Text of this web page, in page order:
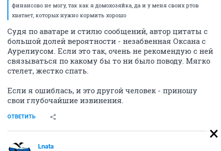
финансово не могу, так как я домохозяйка, да и у меня своих ртов
хватает, которых нужно кормить хорошо
Судя по аватаре и стилю сообщений, автор цитаты с
большой долей вероятности - незабвенная Оксана с
Аурелиусом. Если это так, очень не рекомендую с ней
связываться по какому бы то ни было поводу. Мягко
стелет, жестко спать.
Если я ошиблась, и это другой человек - приношу
свои глубочайшие извинения.
ОТВЕТИТЬ
Lnata